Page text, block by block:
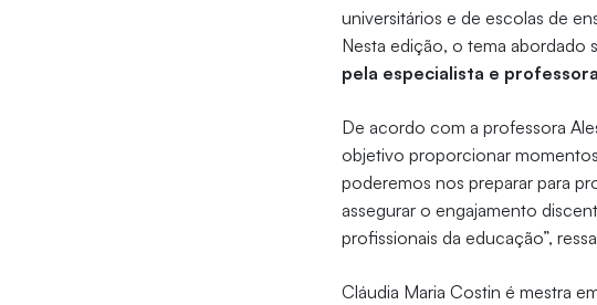
universitários e de escolas de
Nesta edição, o tema abordado
pela especialista e
De acordo com a professora
objetivo proporcionar
poderemos nos preparar para
assegurar o engajamento
profissionais da educação”,
Cláudia Maria Costin é mestra